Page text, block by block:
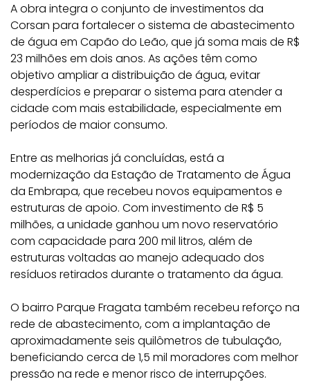
A obra integra o conjunto de investimentos da
Corsan para fortalecer o sistema de abastecimento
de água em Capão do Leão, que já soma mais de R$
23 milhões em dois anos. As ações têm como
objetivo ampliar a distribuição de água, evitar
desperdícios e preparar o sistema para atender a
cidade com mais estabilidade, especialmente em
períodos de maior consumo.
Entre as melhorias já concluídas, está a
modernização da Estação de Tratamento de Água
da Embrapa, que recebeu novos equipamentos e
estruturas de apoio. Com investimento de R$ 5
milhões, a unidade ganhou um novo reservatório
com capacidade para 200 mil litros, além de
estruturas voltadas ao manejo adequado dos
resíduos retirados durante o tratamento da água.
O bairro Parque Fragata também recebeu reforço na
rede de abastecimento, com a implantação de
aproximadamente seis quilômetros de tubulação,
beneficiando cerca de 1,5 mil moradores com melhor
pressão na rede e menor risco de interrupções.